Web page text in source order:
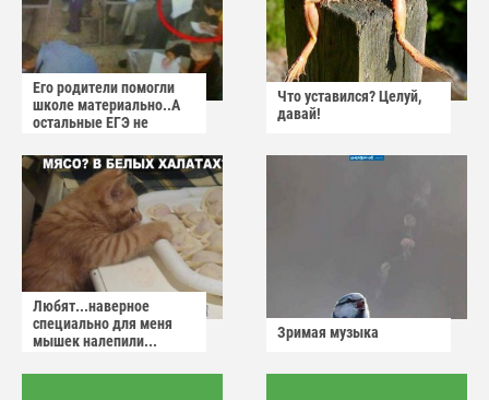
Его родители помогли
школе материально..А
остальные ЕГЭ не
Что уставился? Целуй,
давай!
Любят...наверное
специально для меня
мышек налепили...
Зримая музыка